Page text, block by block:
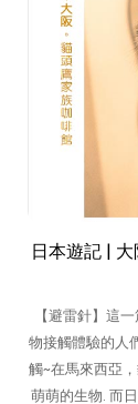
日本遊記 |
【避雷針】這
物接觸體驗的人
觸~在馬來西亞
萌萌的生物. 而